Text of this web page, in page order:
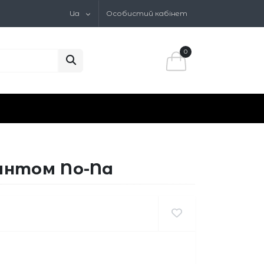
Ua Особистий кабінет
0
No-Na